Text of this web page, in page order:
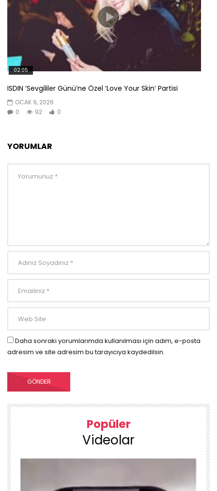
02:05
ISDIN ‘Sevgililer Günü’ne Özel ‘Love Your Skin’ Partisi
OCAK 9, 2026
0
92 0
YORUMLAR
Daha sonraki yorumlarımda kullanılması için adım, e-posta
adresim ve site adresim bu tarayıcıya kaydedilsin.
Popüler
Videolar